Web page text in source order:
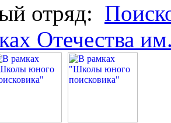
отряд:
Отечества